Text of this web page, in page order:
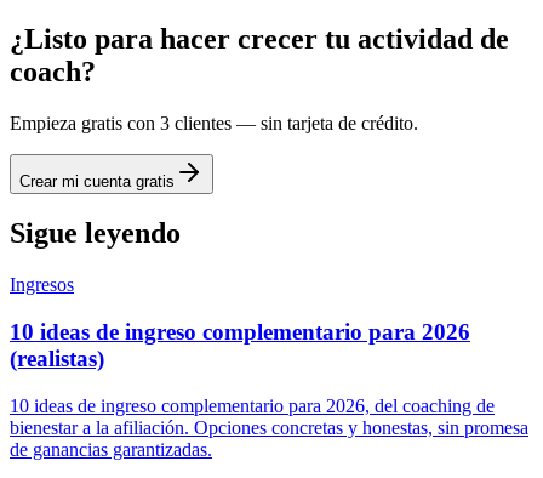
¿Listo para hacer crecer tu actividad de
coach?
Empieza gratis con 3 clientes — sin tarjeta de crédito.
Crear mi cuenta gratis
Sigue leyendo
Ingresos
10 ideas de ingreso complementario para 2026
(realistas)
10 ideas de ingreso complementario para 2026, del coaching de
bienestar a la afiliación. Opciones concretas y honestas, sin promesa
de ganancias garantizadas.